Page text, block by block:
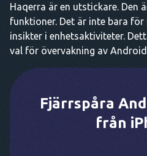
Haqerra är en utstickare. Den
funktioner. Det är inte bara
insikter i enhetsaktiviteter.
val för övervakning av
Fjärrspåra
från